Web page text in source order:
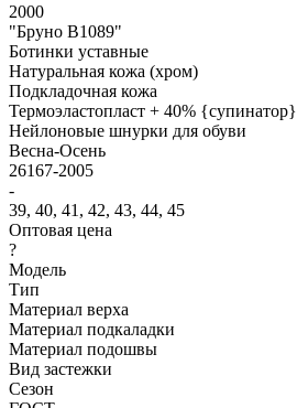
2000
"Бруно В1089"
Ботинки уставные
Натуральная кожа (хром)
Подкладочная кожа
Термоэластопласт + 40% {супинатор}
Нейлоновые шнурки для обуви
Весна-Осень
26167-2005
-
39, 40, 41, 42, 43, 44, 45
Оптовая цена
?
Модель
Тип
Материал верха
Материал подкаладки
Материал подошвы
Вид застежки
Сезон